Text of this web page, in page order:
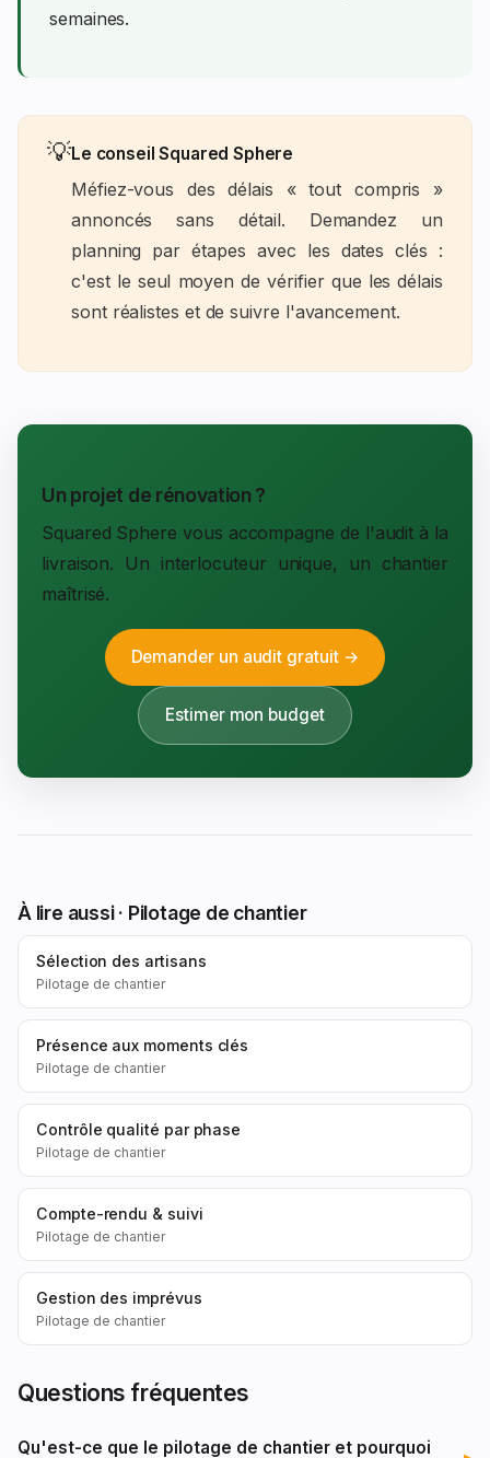
semaines.
💡Le conseil Squared Sphere
Méfiez-vous des délais « tout compris »
annoncés sans détail. Demandez un
planning par étapes avec les dates clés :
c'est le seul moyen de vérifier que les délais
sont réalistes et de suivre l'avancement.
Un projet de rénovation ?
Squared Sphere vous accompagne de l'audit à la
livraison. Un interlocuteur unique, un chantier
maîtrisé.
Demander un audit gratuit →
Estimer mon budget
À lire aussi · Pilotage de chantier
Sélection des artisans
Pilotage de chantier
Présence aux moments clés
Pilotage de chantier
Contrôle qualité par phase
Pilotage de chantier
Compte-rendu & suivi
Pilotage de chantier
Gestion des imprévus
Pilotage de chantier
Questions fréquentes
Qu'est-ce que le pilotage de chantier et pourquoi